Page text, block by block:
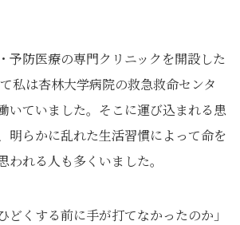
予防医療の専門クリニックを開設した
私は杏林大学病院の救急救命センタ
いていました。そこに運び込まれる患
明らかに乱れた生活習慣によって命を
われる人も多くいました。
どくする前に手が打てなかったのか」